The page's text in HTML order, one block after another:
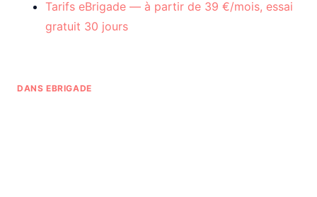
Tarifs eBrigade — à partir de 39 €/mois, essai
gratuit 30 jours
DANS EBRIGADE